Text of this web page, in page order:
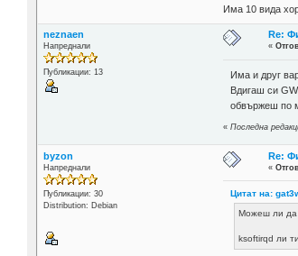
Има 10 вида
neznaen
Напреднали
Публикации: 13
Re:
«
Има и друг
Вдигаш си
обвържеш по
«Последна
byzon
Напреднали
Публикации: 30
Distribution: Debian
Re:
«
Цитат на:
Можеш ли да
ksoftirqd ли